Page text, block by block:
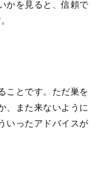
かを見ると、信頼で
ことです。ただ巣を
、また来ないように
いったアドバイスが